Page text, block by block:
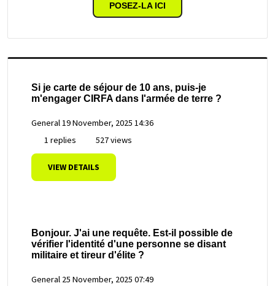
POSEZ-LA ICI
Si je carte de séjour de 10 ans, puis-je
m'engager CIRFA dans l'armée de terre ?
General19 November, 2025 14:36
1 replies
527 views
VIEW DETAILS
Bonjour. J'ai une requête. Est-il possible de
vérifier l'identité d'une personne se disant
militaire et tireur d'élite ?
General 25 November, 2025 07:49